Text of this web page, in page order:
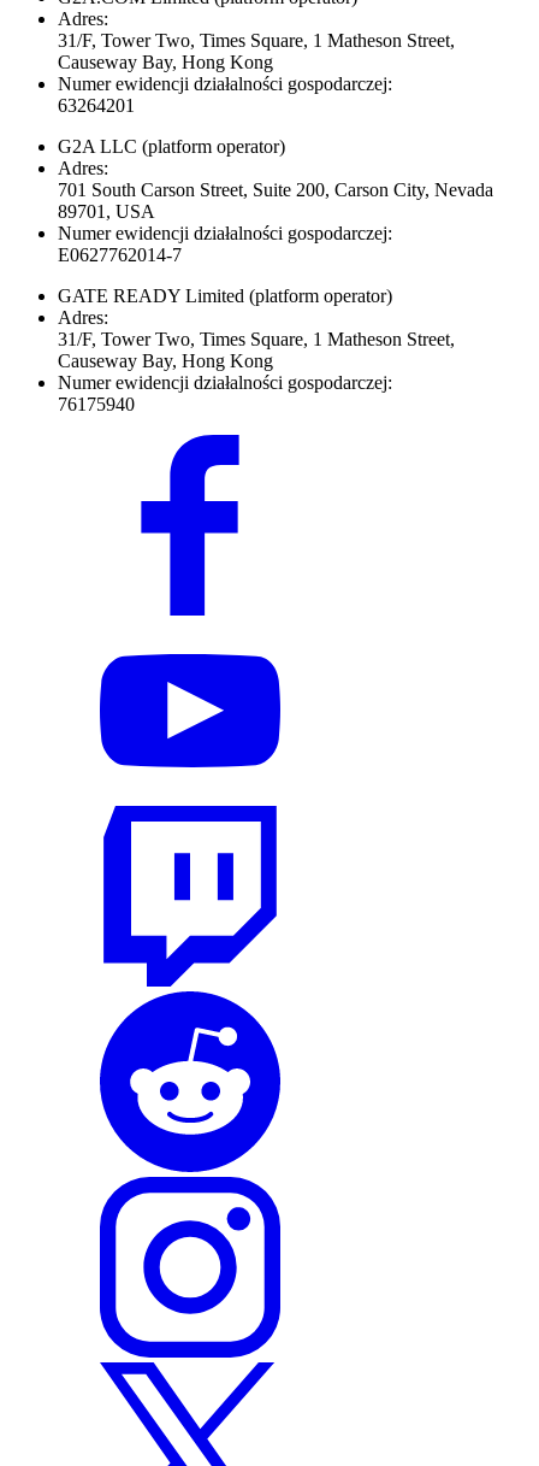
Adres:
31/F, Tower Two, Times Square, 1 Matheson Street,
Causeway Bay, Hong Kong
Numer ewidencji działalności gospodarczej:
63264201
G2A LLC (platform operator)
Adres:
701 South Carson Street, Suite 200, Carson City, Nevada
89701, USA
Numer ewidencji działalności gospodarczej:
E0627762014-7
GATE READY Limited (platform operator)
Adres:
31/F, Tower Two, Times Square, 1 Matheson Street,
Causeway Bay, Hong Kong
Numer ewidencji działalności gospodarczej:
76175940